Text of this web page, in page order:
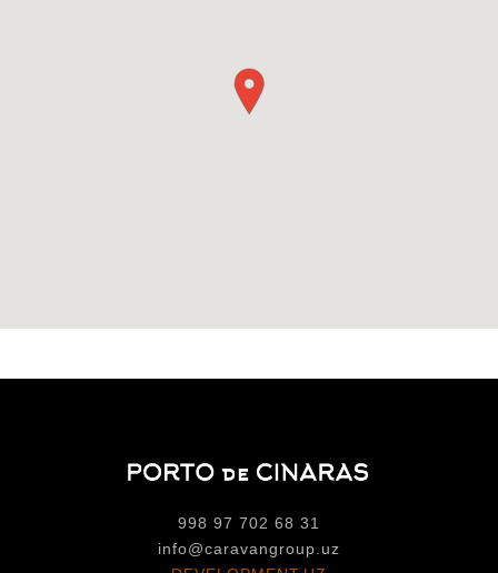
998 97 702 68 31
info@caravangroup.uz